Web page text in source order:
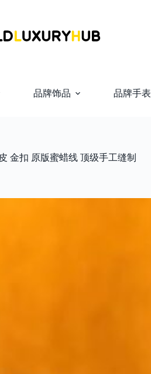
品牌饰品 品牌手表
金扣 原版蜜蜡线 顶级手工缝制